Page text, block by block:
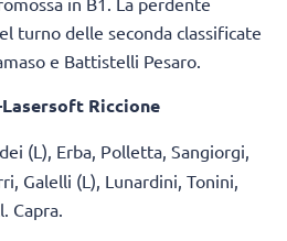
turno delle seconda classificate
e Battistelli Pesaro.
Riccione
(L), Erba, Polletta, Sangiorgi,
Galelli (L), Lunardini, Tonini,
Capra.